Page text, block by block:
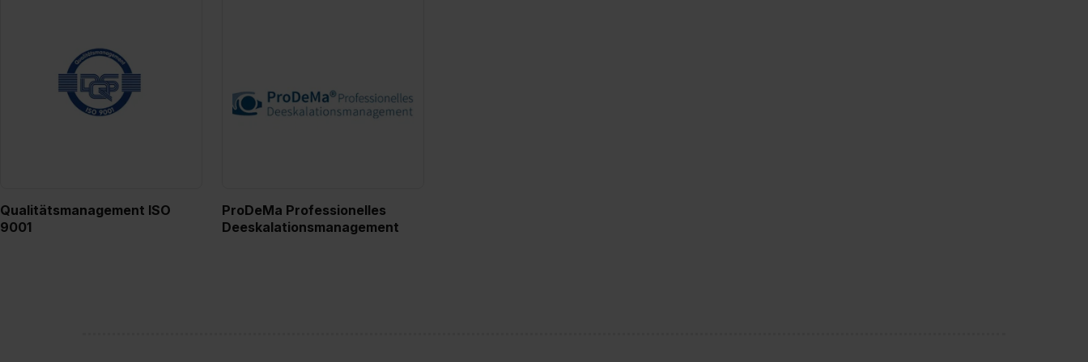
Qualitätsmanagement ISO
9001
ProDeMa Professionelles
Deeskalationsmanagement